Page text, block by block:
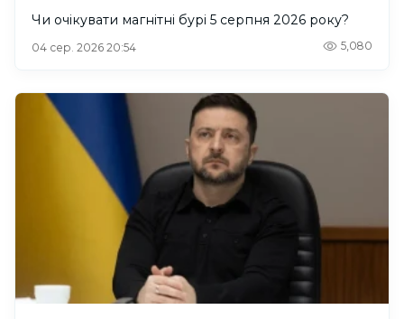
Чи очікувати магнітні бурі 5 серпня 2026 року?
04 сер. 2026 20:54 5,080